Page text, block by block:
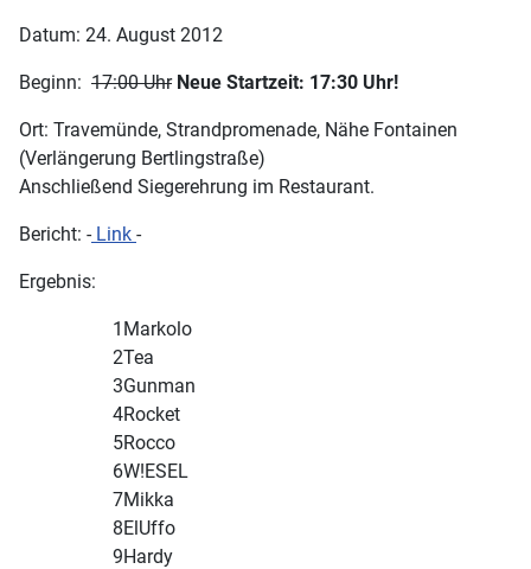
Datum: 24. August 2012
Beginn: 17:00 Uhr Neue Startzeit: 17:30 Uhr!
Ort: Travemünde, Strandpromenade, Nähe Fontainen
(Verlängerung Bertlingstraße)
Anschließend Siegerehrung im Restaurant.
Bericht: -Link -
Ergebnis:
1 Markolo
2Tea
3Gunman
4Rocket
5Rocco
6W!ESEL
7Mikka
8ElUffo
9Hardy